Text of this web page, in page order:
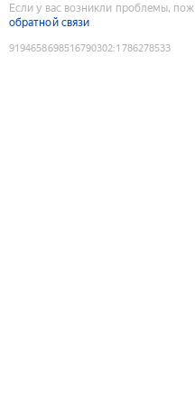
Если у вас возникли проблемы,
обратной связи
9194658698516790302:1786278533